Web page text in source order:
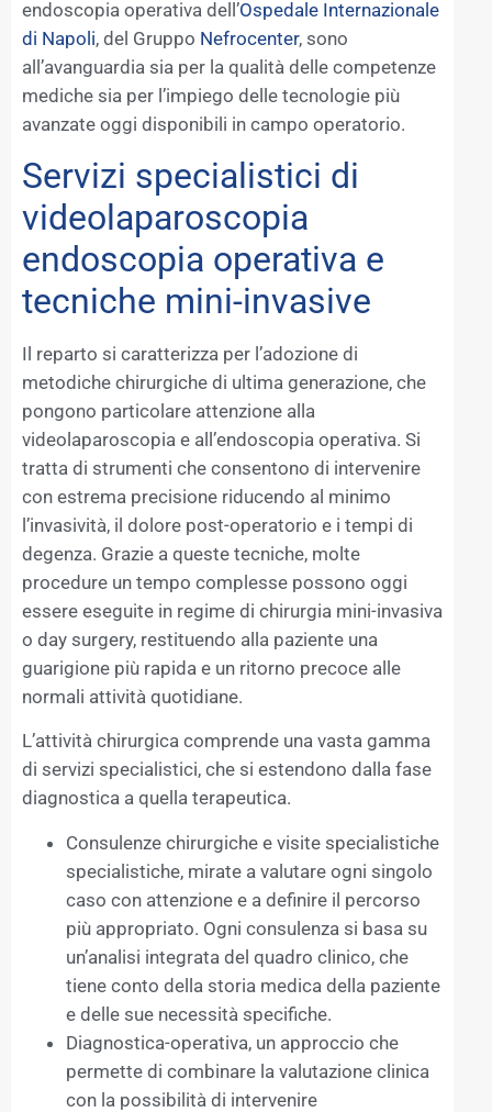
endoscopia operativa dell’Ospedale Internazionale
di Napoli, del Gruppo Nefrocenter, sono
all’avanguardia sia per la qualità delle competenze
mediche sia per l’impiego delle tecnologie più
avanzate oggi disponibili in campo operatorio.
Servizi specialistici di
videolaparoscopia
endoscopia operativa e
tecniche mini-invasive
Il reparto si caratterizza per l’adozione di
metodiche chirurgiche di ultima generazione, che
pongono particolare attenzione alla
videolaparoscopia e all’endoscopia operativa. Si
tratta di strumenti che consentono di intervenire
con estrema precisione riducendo al minimo
l’invasività, il dolore post-operatorio e i tempi di
degenza. Grazie a queste tecniche, molte
procedure un tempo complesse possono oggi
essere eseguite in regime di chirurgia mini-invasiva
o day surgery, restituendo alla paziente una
guarigione più rapida e un ritorno precoce alle
normali attività quotidiane.
L’attività chirurgica comprende una vasta gamma
di servizi specialistici, che si estendono dalla fase
diagnostica a quella terapeutica.
Consulenze chirurgiche e visite specialistiche
specialistiche, mirate a valutare ogni singolo
caso con attenzione e a definire il percorso
più appropriato. Ogni consulenza si basa su
un’analisi integrata del quadro clinico, che
tiene conto della storia medica della paziente
e delle sue necessità specifiche.
Diagnostica-operativa, un approccio che
permette di combinare la valutazione clinica
con la possibilità di intervenire